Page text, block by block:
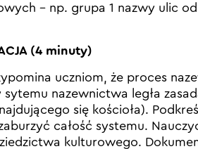
– np. grupa 1 nazwy ulic
(4 minuty)
uczniom, że proces
nazewnictwa legła
się kościoła).
całość systemu.
kulturowego.